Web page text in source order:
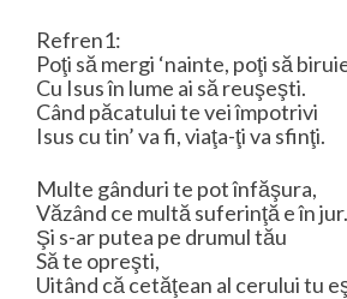
Refren1:
Poţi să mergi ‘nainte, poţi să
Cu Isus în lume ai să reuşeşti.
Când păcatului te vei împotrivi
Isus cu tin’ va fi, viaţa-ţi va sfinţi.
Multe gânduri te pot înfăşura,
Văzând ce multă suferinţă e în jur.
Şi s-ar putea pe drumul tău
Să te opreşti,
Uitând că cetăţean al cerului tu